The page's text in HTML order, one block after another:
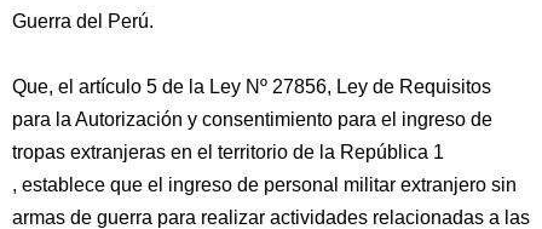
Guerra del Perú.
Que, el artículo 5 de la Ley Nº 27856, Ley de Requisitos
para la Autorización y consentimiento para el ingreso de
tropas extranjeras en el territorio de la República 1
, establece que el ingreso de personal militar extranjero sin
armas de guerra para realizar actividades relacionadas a las